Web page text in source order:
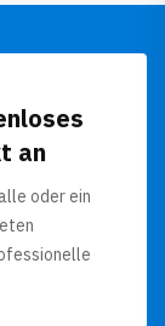
an
oder ein